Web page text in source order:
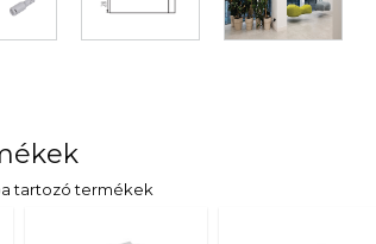
tartozó termékek